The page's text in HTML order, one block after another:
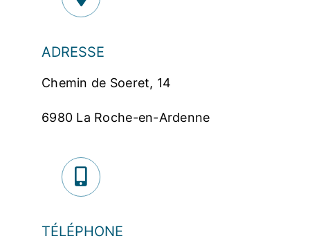
ADRESSE
Chemin de Soeret, 14
6980 La Roche-en-Ardenne
TÉLÉPHONE